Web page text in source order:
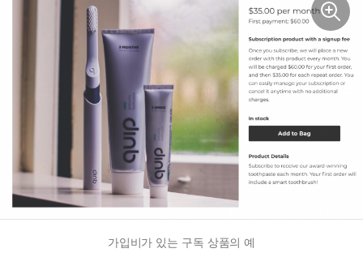
가입비가 있는 구독 상품의 예